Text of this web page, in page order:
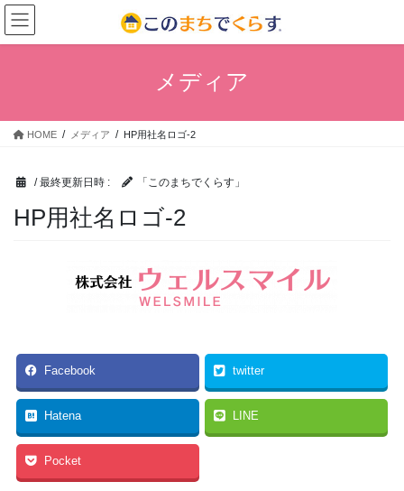
コ
ン
テ
ス
ナ
ビ
ゲ
ン
メディア
HOME メディア HP用社名ロゴ-2
/ 最終更新日時 : 「このまちでくらす」
HP用社名ロゴ-2
Facebook twitter
Hatena LINE
Pocket